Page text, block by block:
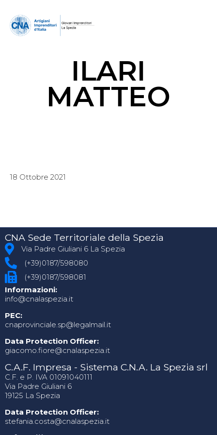
ILARI
MATTEO
18 Ottobre 2021
CNA Sede Territoriale della Spezia
Via Padre Giuliani 6 La Spezia
(+39)0187/598080
(+39)0187/598081
Informazioni:
info@cnalaspezia.it
PEC:
cnaprovinciale.sp@legalmail.it
Data Protection Officer:
giacomo.fiore@cnalaspezia.it
C.A.F. Impresa - Sistema C.N.A. La Spezia srl
C.F. e P. IVA 01091040111
Via Padre Giuliani 6
19125 La Spezia
Data Protection Officer:
stefania.costa@cnalaspezia.it